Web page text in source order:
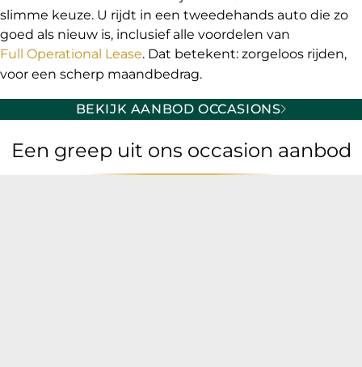
slimme keuze. U rijdt in een tweedehands auto die zo
goed als nieuw is, inclusief alle voordelen van
Full Operational Lease. Dat betekent: zorgeloos rijden,
voor een scherp maandbedrag.
BEKIJK AANBOD OCCASIONS
Een greep uit ons occasion aanbod